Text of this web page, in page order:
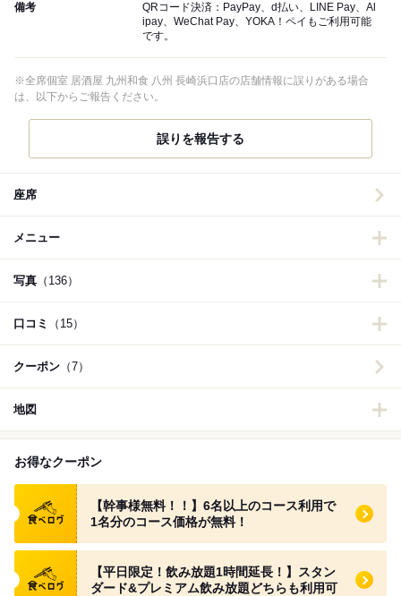
備考
QRコード決済：PayPay、d払い、LINE Pay、Al
ipay、WeChat Pay、YOKA！ペイもご利用可能
です。
※全席個室 居酒屋 九州和食 八州 長崎浜口店の店舗情報に誤りがある場合
は、以下からご報告ください。
誤りを報告する
座席
メニュー
写真 （136）
口コミ （15）
クーポン （7）
地図
お得なクーポン
食べログ クーポン
【幹事様無料！！】6名以上のコース利用で
1名分のコース価格が無料！
食べログ クーポン
【平日限定！飲み放題1時間延長！】スタン
ダード&プレミアム飲み放題どちらも利用可